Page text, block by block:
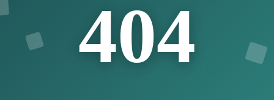
404